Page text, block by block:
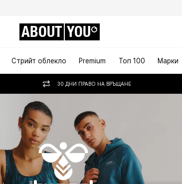
ABOUT YOU
Стрийт облекло Premium Топ 100 Марки
30 ДНИ ПРАВО НА ВРЪЩАНЕ